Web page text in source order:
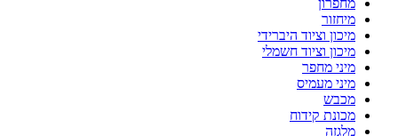
מיחזור
מיכון וציוד היברידי
מיכון וציוד חשמלי
מיני מחפר
מיני מעמיס
מכבש
מכונת קידוח
מלגזה